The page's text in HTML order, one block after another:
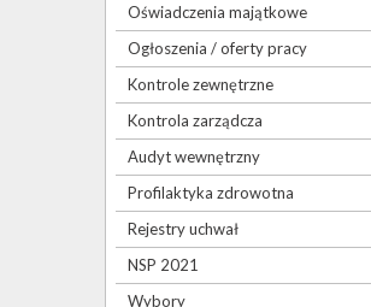
Oświadczenia majątkowe
Ogłoszenia / oferty pracy
Kontrole zewnętrzne
Kontrola zarządcza
Audyt wewnętrzny
Profilaktyka zdrowotna
Rejestry uchwał
NSP 2021
Wybory